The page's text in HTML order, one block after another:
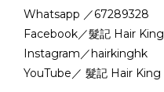
Whatsapp ／67289328
Facebook／髮記 Hair King
Instagram／hairkinghk
YouTube／ 髮記 Hair King